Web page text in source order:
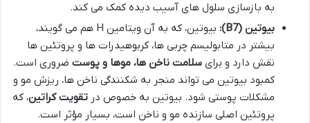
به بازسازی سلول های آسیب دیده کمک می کند.
بیوتین (B7):
بیوتین، که به آن ویتامین H هم می گویند،
بیشتر در متابولیسم چربی ها، کربوهیدرات ها و پروتئین ها
نقش دارد و برای سلامت ناخن ها، موها و پوست ضروری است.
کمبود بیوتین می تواند منجر به شکنندگی ناخن ها، ریزش مو و
مشکلات پوستی شود. بیوتین به خصوص در تقویت کراتین، که
پروتئین اصلی سازنده مو و ناخن است، بسیار مؤثر است.